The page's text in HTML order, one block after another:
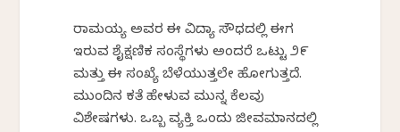
ರಾಮಯ್ಯ ಅವರ ಈ ವಿದ್ಯಾ ಸೌಧದಲ್ಲಿ ಈಗ
ಇರುವ ಶೈಕ್ಷಣಿಕ ಸಂಸ್ಥೆಗಳು ಅಂದರೆ ಒಟ್ಟು ೨೯
ಮತ್ತು ಈ ಸಂಖ್ಯೆ ಬೆಳೆಯುತ್ತಲೇ ಹೋಗುತ್ತದೆ.
ಮುಂದಿನ ಕತೆ ಹೇಳುವ ಮುನ್ನ ಕೆಲವು
ವಿಶೇಷಗಳು. ಒಬ್ಬ ವ್ಯಕ್ತಿ ಒಂದು ಜೀವಮಾನದಲ್ಲಿ